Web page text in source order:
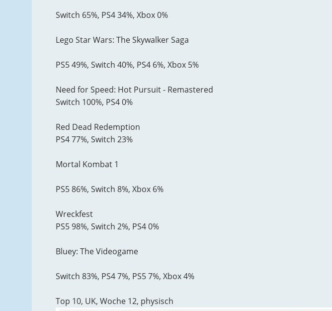
Switch 65%, PS4 34%, Xbox 0%
Lego Star Wars: The Skywalker Saga
PS5 49%, Switch 40%, PS4 6%, Xbox 5%
Need for Speed: Hot Pursuit - Remastered
Switch 100%, PS4 0%
Red Dead Redemption
PS4 77%, Switch 23%
Mortal Kombat 1
PS5 86%, Switch 8%, Xbox 6%
Wreckfest
PS5 98%, Switch 2%, PS4 0%
Bluey: The Videogame
Switch 83%, PS4 7%, PS5 7%, Xbox 4%
Top 10, UK, Woche 12, physisch